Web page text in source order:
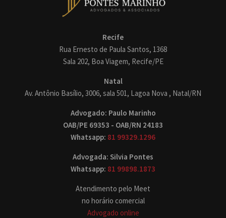
Recife
Rua Ernesto de Paula Santos, 1368
Sala 202, Boa Viagem, Recife/PE
Natal
Av. Antônio Basílio, 3006, sala 501, Lagoa Nova , Natal/RN
Advogado: Paulo Marinho
OAB/PE 69353 - OAB/RN 24183
Whatsapp: 81 99329.1296
Advogada: Silvia Pontes
Whatsapp: 81 99898.1873
Atendimento pelo Meet
no horário comercial
Advogado online